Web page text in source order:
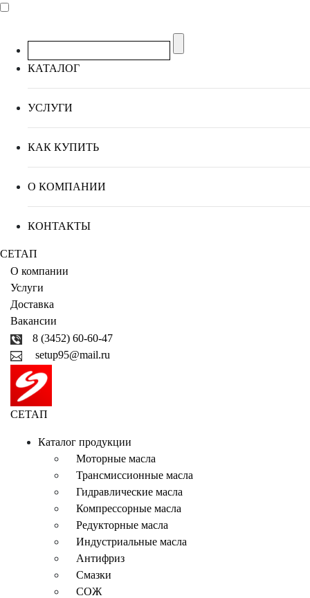
КАТАЛОГ
УСЛУГИ
КАК КУПИТЬ
О КОМПАНИИ
КОНТАКТЫ
СЕТАП
О компании
Услуги
Доставка
Вакансии
8 (3452) 60-60-47
setup95@mail.ru
СЕТАП
Каталог продукции
Моторные масла
Трансмиссионные масла
Гидравлические масла
Компрессорные масла
Редукторные масла
Индустриальные масла
Антифриз
Смазки
СОЖ